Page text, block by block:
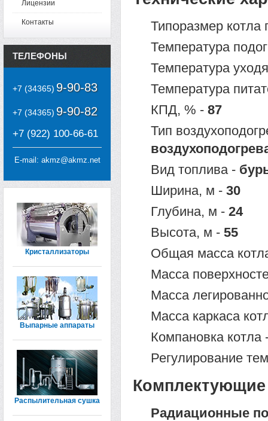
Типоразмер
Температура
Температура
Температура
КПД, % - 87
Тип
Вид топлива -
Ширина, м - 30
Глубина, м - 24
Высота, м - 55
Общая масса
Масса
Масса
Масса каркаса
Компановка котла
Регулирование
Комплектующие
Радиационные
Лицензии
Контакты
ТЕЛЕФОНЫ
+7 (34365) 9-90-83
+7 (34365) 9-90-82
+7 (922) 100-66-61
E-mail: akmz@akmz.net
Кристаллизаторы
Выпарные аппараты
Распылительная сушка